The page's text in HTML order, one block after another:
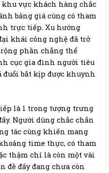
vực khách hàng chắc
bảng giá cùng có tham
trực tiếp. Xu hướng
khái công nghệ đã trở
phần chẳng thể
cục gia đình người tiêu
đuổi bắt kịp được khuynh
là 1 trong tượng trưng
Người dùng chắc chắn
tác cùng khiến mang
time thực, có tham
thậm chí là còn một vài
đề đấy đang chưa còn